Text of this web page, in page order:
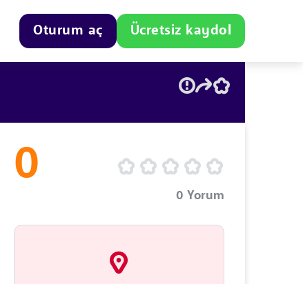
Oturum aç Ücretsiz kaydol
0
0 Yorum